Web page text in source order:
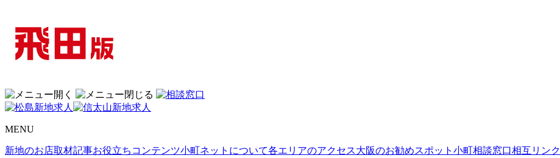
MENU
新地のお店取材記事お役立ちコンテンツ小町ネットについて各エリアのアクセス大阪のお勧めスポット 小町相談窓口相互リンク